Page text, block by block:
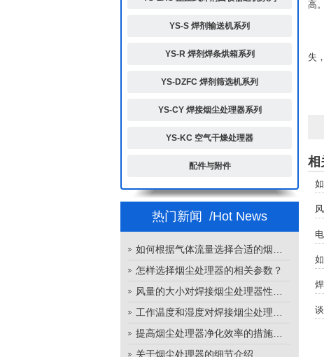
YS-S 焊剂输送机系列
YS-R 焊剂焊条烘箱系列
YS-DZFC 焊剂筛选机系列
YS-CY 焊接烟尘处理器系列
YS-KC 空气干燥处理器
配件与附件
热门新闻 /Hot News
怎样选择烟尘处理器的相关参数？
关于烟尘处理器的细节介绍
高。
4)
5)
失
相